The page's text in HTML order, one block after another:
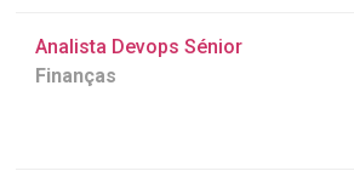
Analista Devops Sénior
Finanças